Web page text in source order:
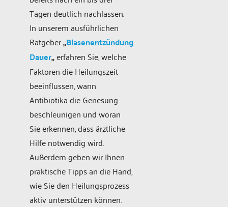
Tagen deutlich nachlassen.
In unserem ausführlichen
Ratgeber„Blasenentzündung
Dauer„erfahren Sie, welche
Faktoren die Heilungszeit
beeinflussen, wann
Antibiotika die Genesung
beschleunigen und woran
Sie erkennen, dass ärztliche
Hilfe notwendig wird.
Außerdem geben wir Ihnen
praktische Tipps an die Hand,
wie Sie den Heilungsprozess
aktiv unterstützen können.